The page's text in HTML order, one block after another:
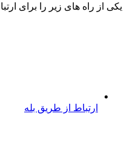
یکی از راه های زیر را برای
ارتباط از طریق بله